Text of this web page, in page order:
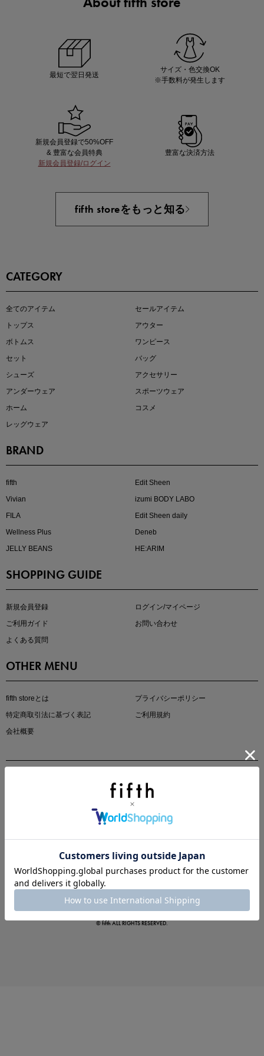
即戦力アイテム続々対象
大人の着映えアイテム5選
マストバイアイテム
この夏の主役確定！
最短で翌日発送
サイズ・色交換OK
※手数料が発生します
新規会員登録で50%OFF
& 豊富な会員特典
新規会員登録/ログイン
豊富な決済方法
fifth storeをもっと知る
CATEGORY
全てのアイテム
セールアイテム
トップス
アウター
ボトムス
ワンピース
セット
バッグ
シューズ
アクセサリー
アンダーウェア
スポーツウェア
ホーム
コスメ
レッグウェア
BRAND
fifth
Edit Sheen
Vivian
izumi BODY LABO
FILA
Edit Sheen daily
Wellness Plus
Deneb
JELLY BEANS
HE:ARIM
SHOPPING GUIDE
新規会員登録
ログイン/マイページ
ご利用ガイド
お問い合わせ
よくある質問
OTHER MENU
fifth storeとは
プライバシーポリシー
特定商取引法に基づく表記
ご利用規約
会社概要
© fifth ALL RIGHTS RESERVED.